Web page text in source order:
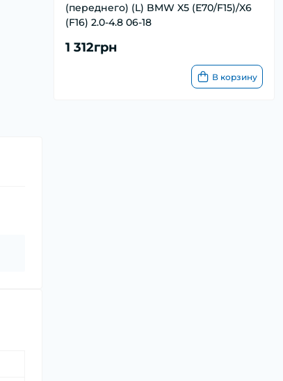
(переднего) (L) BMW X5 (E70/F15)/X6
(F16) 2.0-4.8 06-18
1 312грн
В корзину